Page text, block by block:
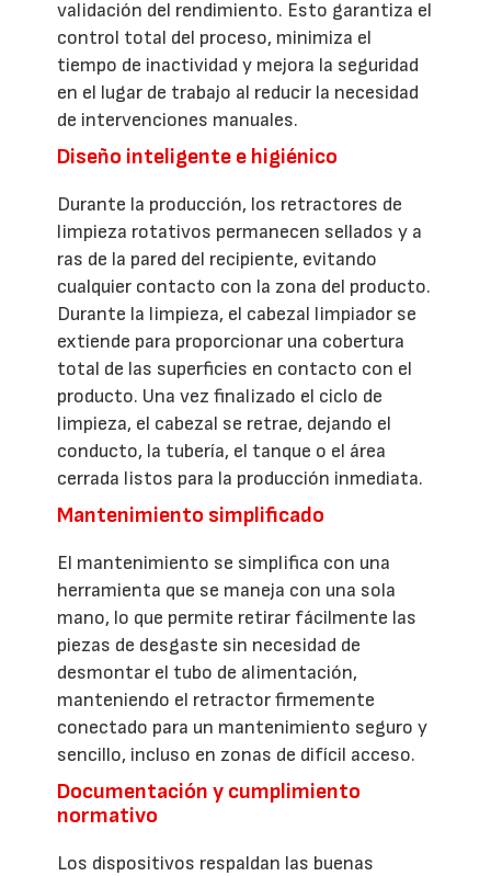
validación del rendimiento. Esto garantiza el
control total del proceso, minimiza el
tiempo de inactividad y mejora la seguridad
en el lugar de trabajo al reducir la necesidad
de intervenciones manuales.
Diseño inteligente e higiénico
Durante la producción, los retractores de
limpieza rotativos permanecen sellados y a
ras de la pared del recipiente, evitando
cualquier contacto con la zona del producto.
Durante la limpieza, el cabezal limpiador se
extiende para proporcionar una cobertura
total de las superficies en contacto con el
producto. Una vez finalizado el ciclo de
limpieza, el cabezal se retrae, dejando el
conducto, la tubería, el tanque o el área
cerrada listos para la producción inmediata.
Mantenimiento simplificado
El mantenimiento se simplifica con una
herramienta que se maneja con una sola
mano, lo que permite retirar fácilmente las
piezas de desgaste sin necesidad de
desmontar el tubo de alimentación,
manteniendo el retractor firmemente
conectado para un mantenimiento seguro y
sencillo, incluso en zonas de difícil acceso.
Documentación y cumplimiento
normativo
Los dispositivos respaldan las buenas